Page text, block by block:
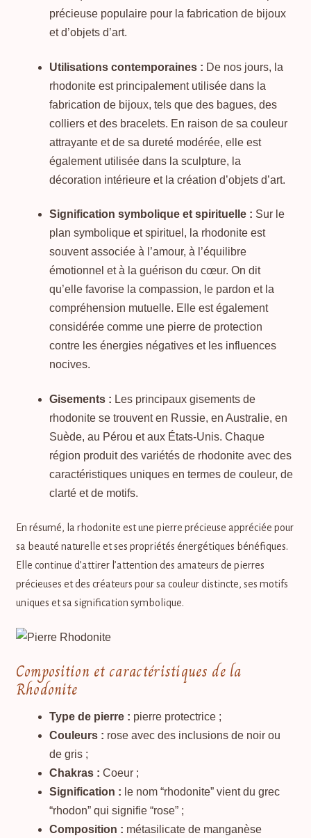
précieuse populaire pour la fabrication de bijoux
et d’objets d’art.
Utilisations contemporaines : De nos jours, la
rhodonite est principalement utilisée dans la
fabrication de bijoux, tels que des bagues, des
colliers et des bracelets. En raison de sa couleur
attrayante et de sa dureté modérée, elle est
également utilisée dans la sculpture, la
décoration intérieure et la création d’objets d’art.
Signification symbolique et spirituelle : Sur le
plan symbolique et spirituel, la rhodonite est
souvent associée à l’amour, à l’équilibre
émotionnel et à la guérison du cœur. On dit
qu’elle favorise la compassion, le pardon et la
compréhension mutuelle. Elle est également
considérée comme une pierre de protection
contre les énergies négatives et les influences
nocives.
Gisements : Les principaux gisements de
rhodonite se trouvent en Russie, en Australie, en
Suède, au Pérou et aux États-Unis. Chaque
région produit des variétés de rhodonite avec des
caractéristiques uniques en termes de couleur, de
clarté et de motifs.
En résumé, la rhodonite est une pierre précieuse appréciée pour
sa beauté naturelle et ses propriétés énergétiques bénéfiques.
Elle continue d’attirer l’attention des amateurs de pierres
précieuses et des créateurs pour sa couleur distincte, ses motifs
uniques et sa signification symbolique.
Composition et caractéristiques de la
Rhodonite
Type de pierre : pierre protectrice ;
Couleurs : rose avec des inclusions de noir ou
de gris ;
Chakras : Coeur ;
Signification : le nom “rhodonite” vient du grec
“rhodon” qui signifie “rose” ;
Composition : métasilicate de manganèse